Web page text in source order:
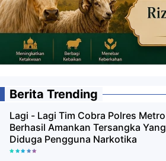
Berita Trending
Lagi - Lagi Tim Cobra Polres Metro
Berhasil Amankan Tersangka Yang
Diduga Pengguna Narkotika